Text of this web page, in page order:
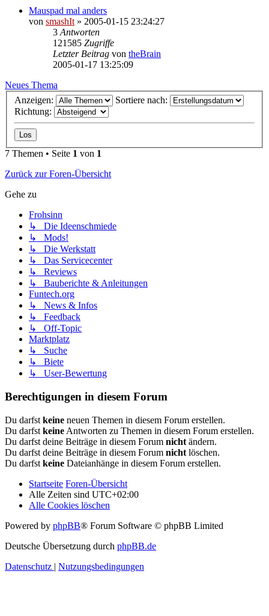
Mauspad mal anders
von smashIt » 2005-01-15 23:24:27
3 Antworten
121585 Zugriffe
Letzter Beitrag von theBrain
2005-01-17 13:25:09
Neues Thema
Anzeigen:
Sortiere nach:
Richtung:
7 Themen • Seite 1 von 1
Zurück zur Foren-Übersicht
Gehe zu
Frohsinn
↳ Die Ideenschmiede
↳ Mods!
↳ Die Werkstatt
↳ Das Servicecenter
↳ Reviews
↳ Bauberichte & Anleitungen
Funtech.org
↳ News & Infos
↳ Feedback
↳ Off-Topic
Marktplatz
↳ Suche
↳ Biete
↳ User-Bewertung
Berechtigungen in diesem Forum
Du darfst keine neuen Themen in diesem Forum erstellen.
Du darfst keine Antworten zu Themen in diesem Forum erstellen.
Du darfst deine Beiträge in diesem Forum nicht ändern.
Du darfst deine Beiträge in diesem Forum nicht löschen.
Du darfst keine Dateianhänge in diesem Forum erstellen.
Startseite Foren-Übersicht
Alle Zeiten sind UTC+02:00
Alle Cookies löschen
Powered by phpBB® Forum Software © phpBB Limited
Deutsche Übersetzung durch phpBB.de
Datenschutz | Nutzungsbedingungen